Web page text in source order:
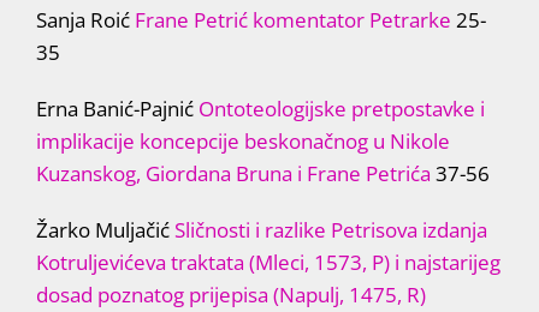
Sanja Roić Frane Petrić komentator Petrarke 25-
35
Erna Banić-Pajnić Ontoteologijske pretpostavke i
implikacije koncepcije beskonačnog u Nikole
Kuzanskog, Giordana Bruna i Frane Petrića 37-56
Žarko MuljačićSličnosti i razlike Petrisova izdanja
Kotruljevićeva traktata (Mleci, 1573, P) i najstarijeg
dosad poznatog prijepisa (Napulj, 1475, R)